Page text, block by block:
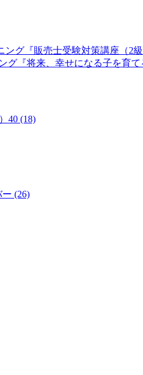
ング『販売士受験対策講座（2
ング『将来、幸せになる子を育
40 (18)
(26)